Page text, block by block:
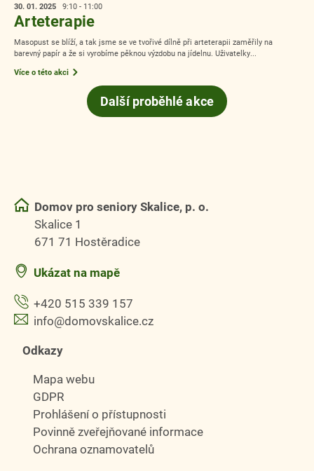
30. 01. 2025 9:10 - 11:00
Arteterapie
Masopust se blíží, a tak jsme se ve tvořivé dílně při arteterapii zaměřily na
barevný papír a že si vyrobíme pěknou výzdobu na jídelnu. Uživatelky...
Více o této akci
Další proběhlé akce
Domov pro seniory Skalice, p. o.
Skalice 1
671 71 Hostěradice
Ukázat na mapě
+420 515 339 157
info@domovskalice.cz
Odkazy
Mapa webu
GDPR
Prohlášení o přístupnosti
Povinně zveřejňované informace
Ochrana oznamovatelů